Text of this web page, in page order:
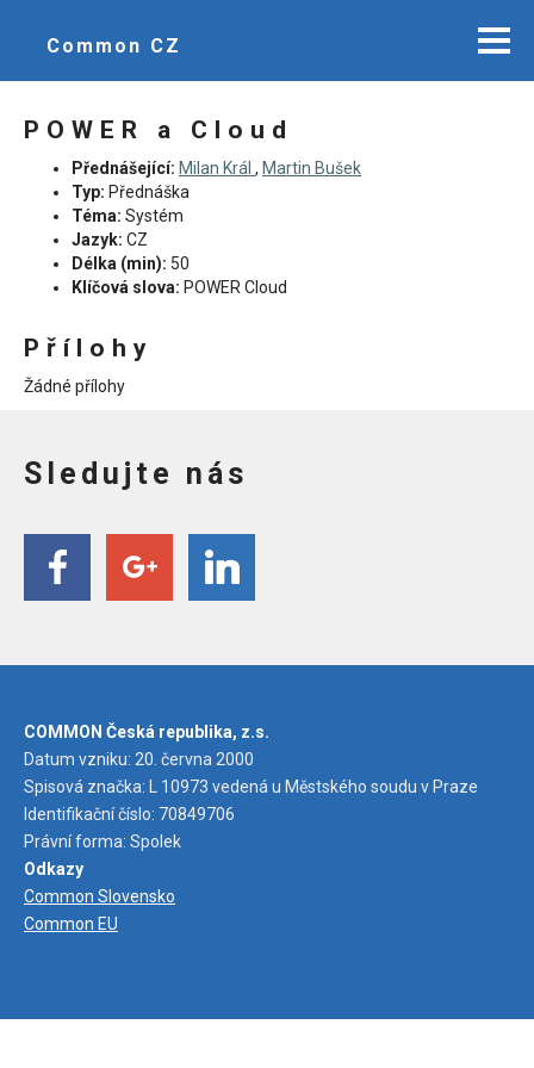
Common CZ
POWER a Cloud
Přednášející: Milan Král , Martin Bušek
Typ: Přednáška
Téma: Systém
Jazyk: CZ
Délka (min): 50
Klíčová slova: POWER Cloud
Přílohy
Žádné přílohy
Sledujte nás
COMMON Česká republika, z.s.
Datum vzniku: 20. června 2000
Spisová značka: L 10973 vedená u Městského soudu v Praze
Identifikační číslo: 70849706
Právní forma: Spolek
Odkazy
Common Slovensko
Common EU